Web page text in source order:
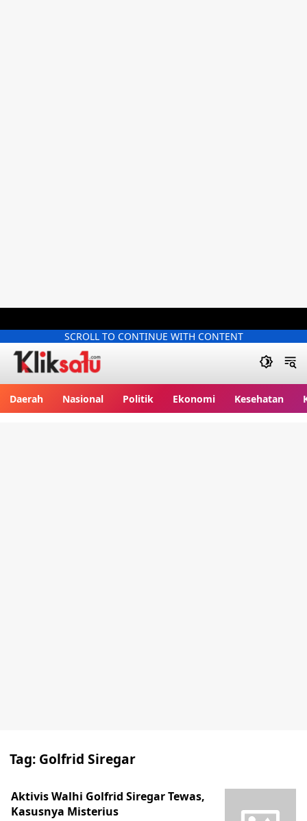
SCROLL TO CONTINUE WITH CONTENT
Daerah Nasional Politik Ekonomi Kesehatan
Tag: Golfrid Siregar
Aktivis Walhi Golfrid Siregar Tewas,
Kasusnya Misterius